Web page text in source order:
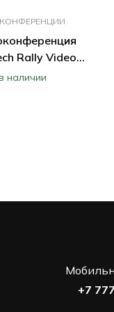
Rally Video
System
наличии
+7